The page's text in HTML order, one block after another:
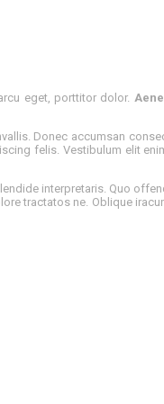
eget, porttitor dolor.
Donec accumsan
felis. Vestibulum elit
interpretaris. Quo
tractatos ne. Oblique